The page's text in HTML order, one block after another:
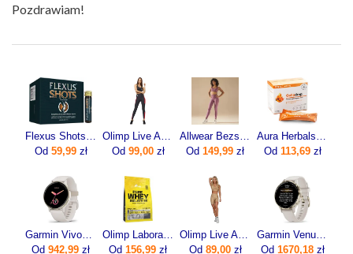
Pozdrawiam!
Od 59,99zł
Od 99,00zł
Od 149,99 zł
Od 113,69zł
Od 942,99 zł
Od 156,99 zł
Od 89,00zł
Od 1670,18zł